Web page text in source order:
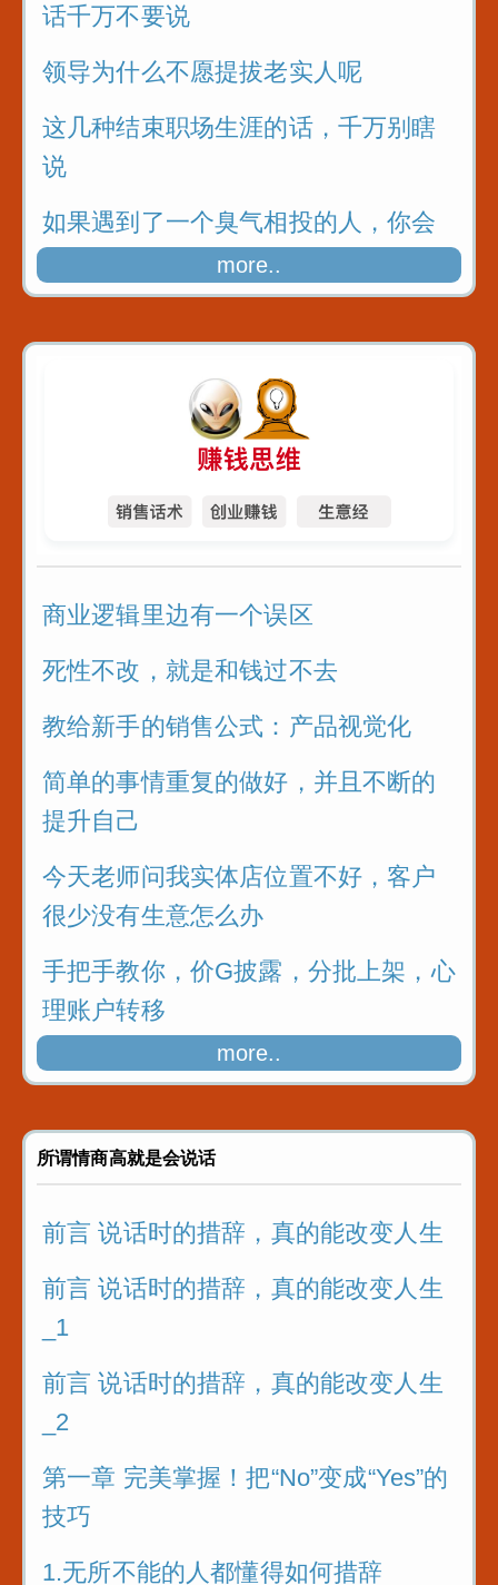
话千万不要说
领导为什么不愿提拔老实人呢
这几种结束职场生涯的话，千万别瞎
说
如果遇到了一个臭气相投的人，你会
more..
商业逻辑里边有一个误区
死性不改，就是和钱过不去
教给新手的销售公式：产品视觉化
简单的事情重复的做好，并且不断的
提升自己
今天老师问我实体店位置不好，客户
很少没有生意怎么办
手把手教你，价G披露，分批上架，心
理账户转移
more..
所谓情商高就是会说话
前言 说话时的措辞，真的能改变人生
前言 说话时的措辞，真的能改变人生
_1
前言 说话时的措辞，真的能改变人生
_2
第一章 完美掌握！把“No”变成“Yes”的
技巧
1.无所不能的人都懂得如何措辞